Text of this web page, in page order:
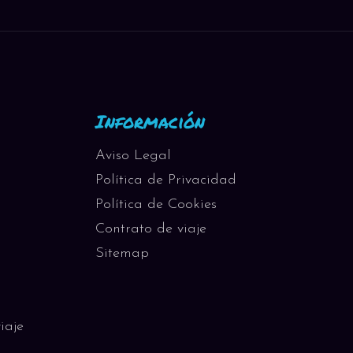
Información
Aviso Legal
Política de Privacidad
Política de Cookies
Contrato de viaje
Sitemap